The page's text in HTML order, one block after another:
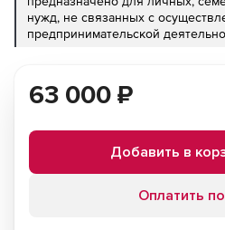
нужд, не связанных с
предпринимательской
63 000 ₽
Добавить в
Оплатить